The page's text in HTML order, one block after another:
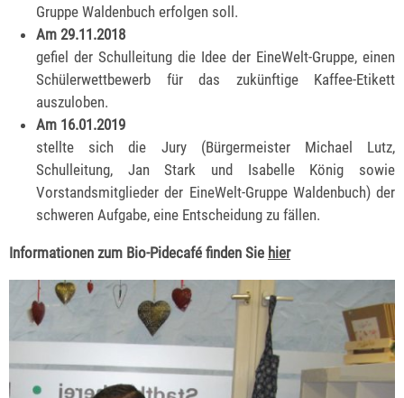
Gruppe Waldenbuch erfolgen soll.
Am 29.11.2018
gefiel der Schulleitung die Idee der EineWelt-Gruppe, einen
Schülerwettbewerb für das zukünftige Kaffee-Etikett
auszuloben.
Am 16.01.2019
stellte sich die Jury (Bürgermeister Michael Lutz,
Schulleitung, Jan Stark und Isabelle König sowie
Vorstandsmitglieder der EineWelt-Gruppe Waldenbuch) der
schweren Aufgabe, eine Entscheidung zu fällen.
Informationen zum Bio-Pidecafé finden Sie hier